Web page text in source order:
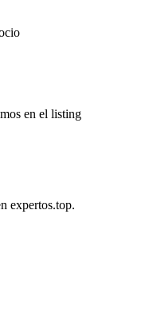
en el listing
expertos.top.